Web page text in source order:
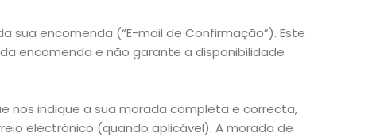
encomenda (“E-mail de Confirmação”). Este
encomenda e não garante a disponibilidade
nos indique a sua morada completa e correcta,
electrónico (quando aplicável). A morada de